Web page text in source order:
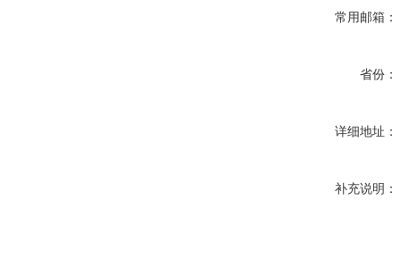
常用邮箱：
省份：
详细地址：
补充说明：